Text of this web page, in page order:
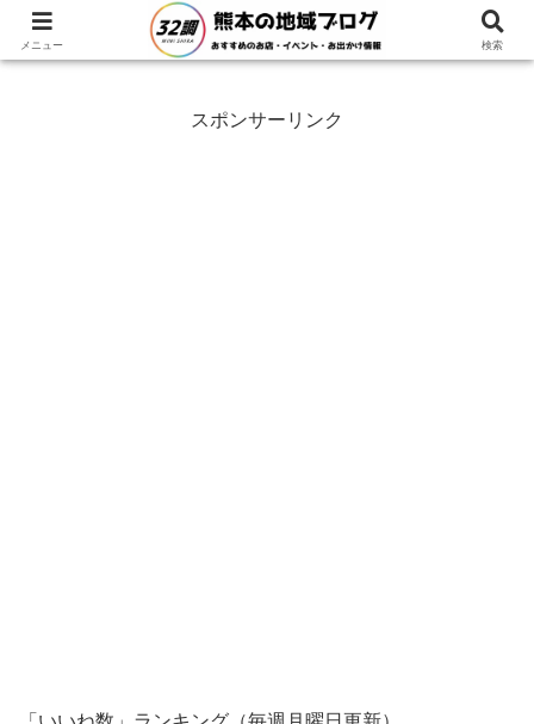
ホーム グルメ
スポンサーリンク
メニュー 検索